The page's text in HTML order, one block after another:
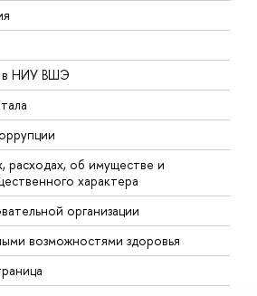
в НИУ ВШЭ
расходах, об имуществе и
характера
организации
возможностями здоровья